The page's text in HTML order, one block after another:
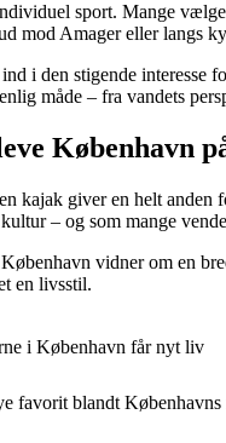
sport. Mange
mod Amager eller langs
i den stigende
måde – fra vandets
København
kajak giver en helt
– og som mange
vidner om en
en livsstil.
i København får nyt liv
favorit blandt Københavns